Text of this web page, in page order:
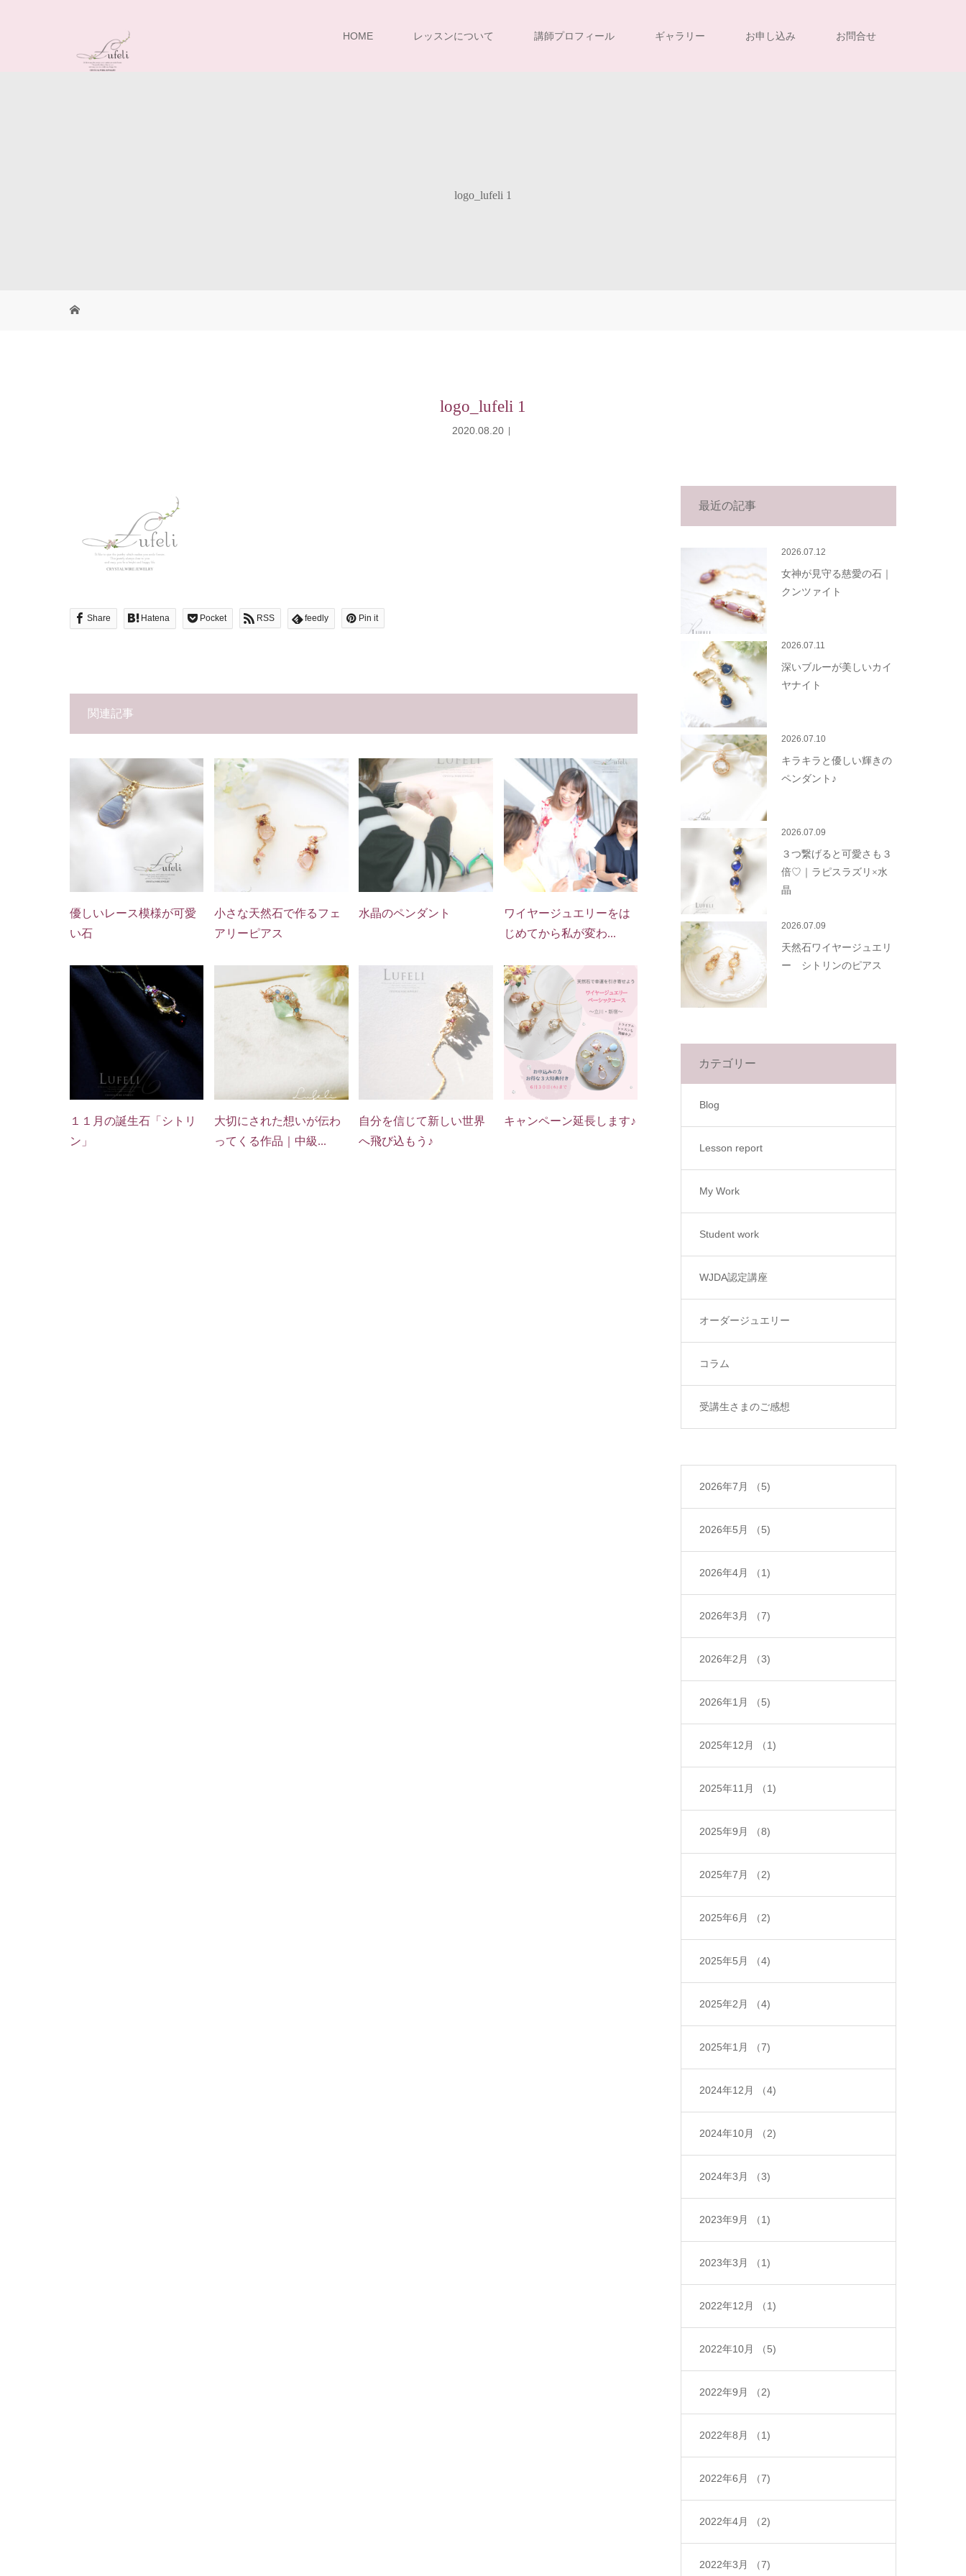
HOME レッスンについて 講師プロフィール ギャラリー お申し込み お問合せ
logo_lufeli 1
logo_lufeli 1
2020.08.20
Share Hatena Pocket RSS feedly Pin it
関連記事
優しいレース模様が可愛
い石
小さな天然石で作るフェ
アリーピアス
水晶のペンダント
ワイヤージュエリーをは
じめてから私が変わ...
１１月の誕生石「シトリ
ン」
大切にされた想いが伝わ
ってくる作品｜中級...
自分を信じて新しい世界
へ飛び込もう♪
キャンペーン延長します♪
最近の記事
2026.07.12
女神が見守る慈愛の石｜
クンツァイト
2026.07.11
深いブルーが美しいカイ
ヤナイト
2026.07.10
キラキラと優しい輝きの
ペンダント♪
2026.07.09
３つ繋げると可愛さも３
倍♡｜ラピスラズリ×水
晶
2026.07.09
天然石ワイヤージュエリ
ー シトリンのピアス
カテゴリー
Blog
Lesson report
My Work
Student work
WJDA認定講座
オーダージュエリー
コラム
受講生さまのご感想
2026年7月 （5)
2026年5月 （5)
2026年4月 （1)
2026年3月 （7)
2026年2月 （3)
2026年1月 （5)
2025年12月 （1)
2025年11月 （1)
2025年9月 （8)
2025年7月 （2)
2025年6月 （2)
2025年5月 （4)
2025年2月 （4)
2025年1月 （7)
2024年12月 （4)
2024年10月 （2)
2024年3月 （3)
2023年9月 （1)
2023年3月 （1)
2022年12月 （1)
2022年10月 （5)
2022年9月 （2)
2022年8月 （1)
2022年6月 （7)
2022年4月 （2)
2022年3月 （7)